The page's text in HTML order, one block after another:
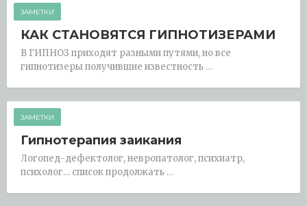
ЗАМЕТКИ
КАК СТАНОВЯТСЯ ГИПНОТИЗЕРАМИ
В ГИПНОЗ приходят разными путями, но все
гипнотизеры получившие известность …
ЗАМЕТКИ
Гипнотерапия заикания
Логопед-дефектолог, невропатолог, психиатр,
психолог… список продолжать …